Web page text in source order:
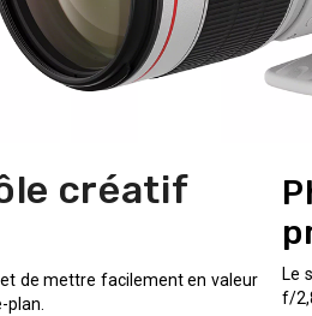
créatif
de mettre facilement en valeur
plan.
Le
f/